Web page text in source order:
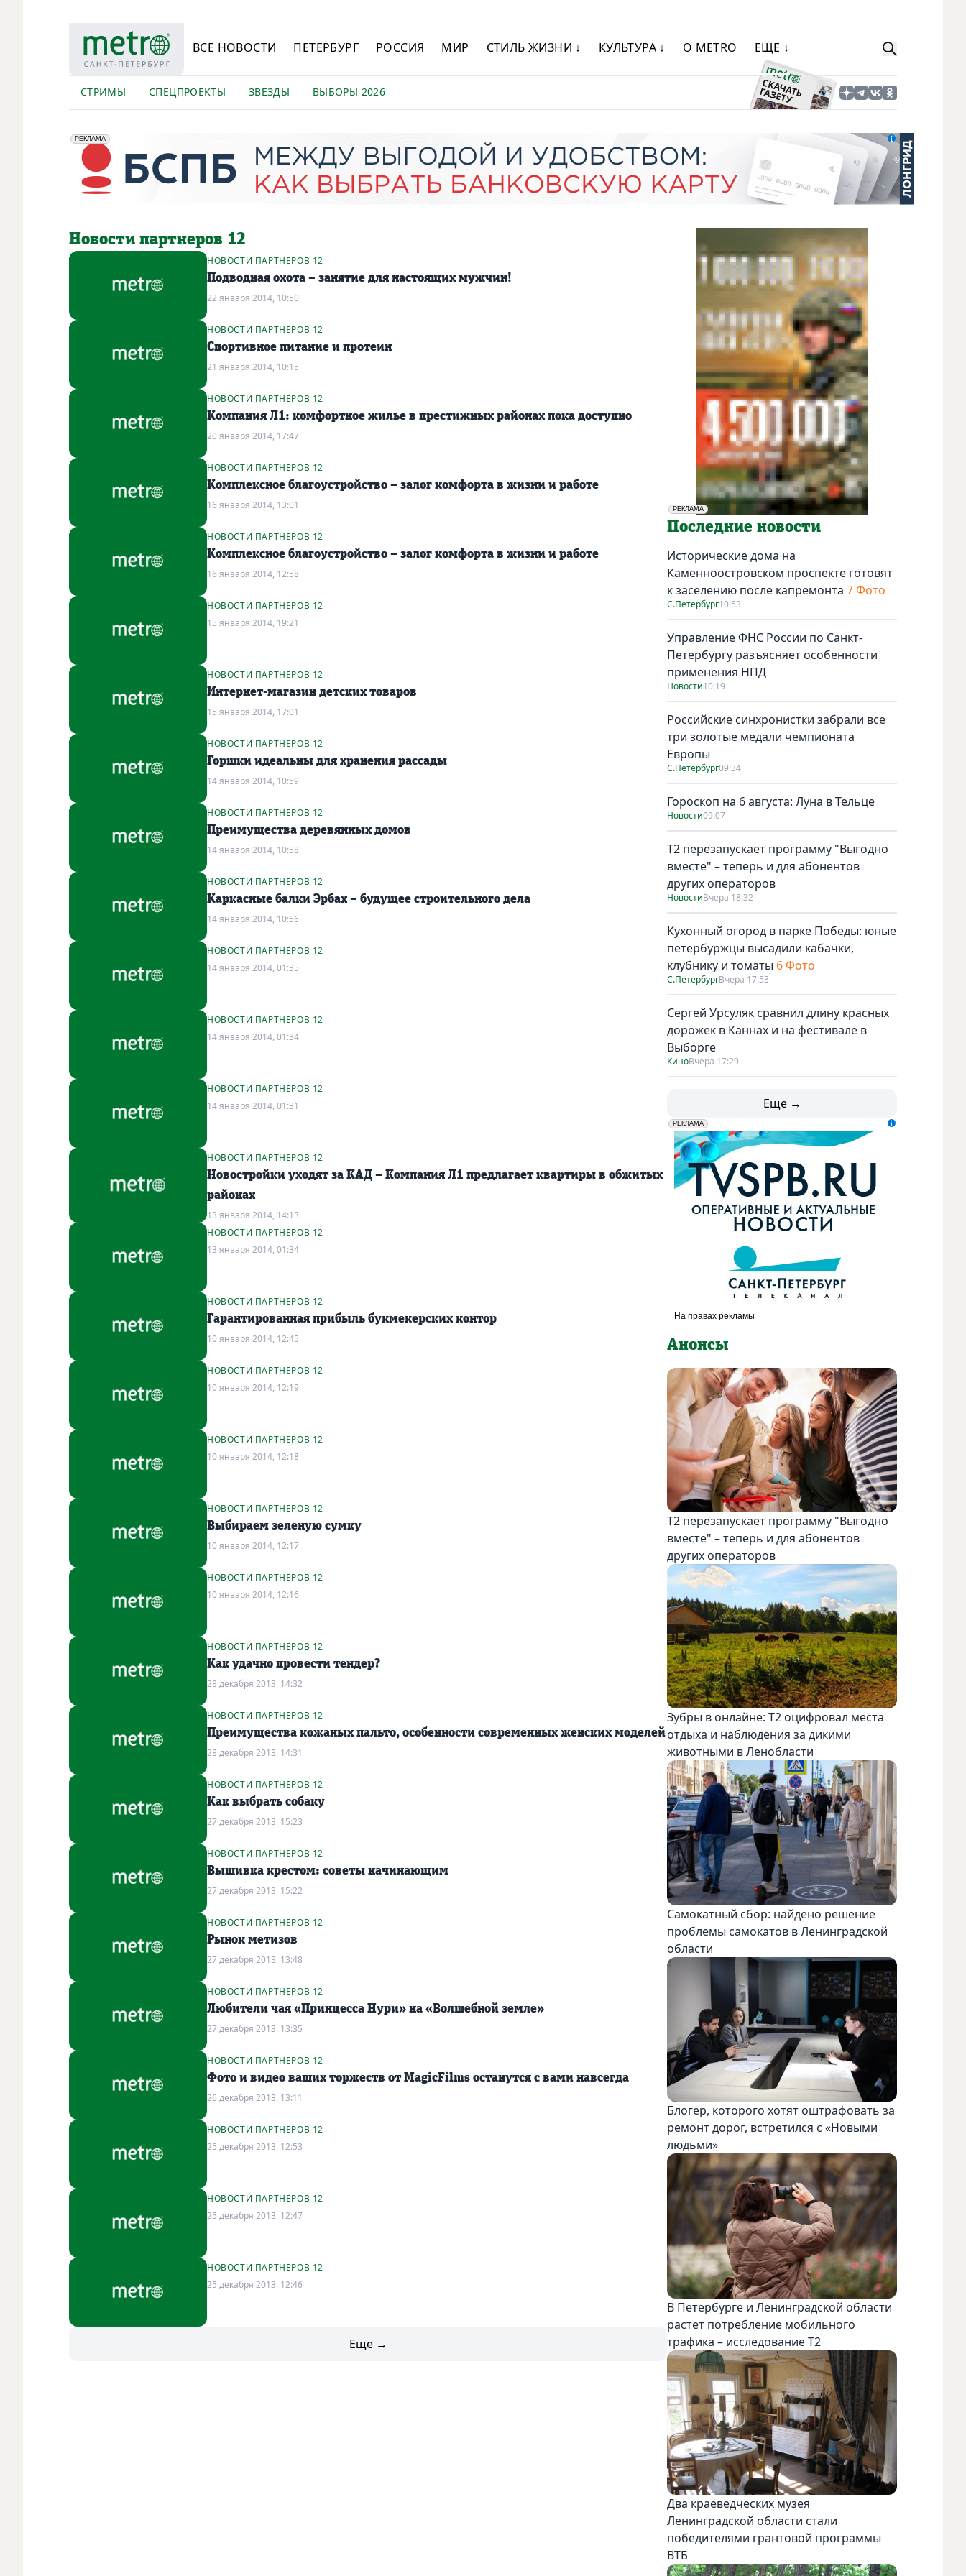
ВСЕ НОВОСТИ ПЕТЕРБУРГ РОССИЯ МИР СТИЛЬ ЖИЗНИ ↓ КУЛЬТУРА ↓ О METRO ЕЩЕ ↓
СТРИМЫ СПЕЦПРОЕКТЫ ЗВЕЗДЫ ВЫБОРЫ 2026
erid: 2VfnxyFybV5
РЕКЛАМА
ПАО "Банк "Санкт-Петербург", ИНН: 7831000027
Новости партнеров 12
НОВОСТИ ПАРТНЕРОВ 12
Подводная охота – занятие для настоящих мужчин!
22 января 2014, 10:50
НОВОСТИ ПАРТНЕРОВ 12
Спортивное питание и протеин
21 января 2014, 10:15
НОВОСТИ ПАРТНЕРОВ 12
Компания Л1: комфортное жилье в престижных районах пока доступно
20 января 2014, 17:47
НОВОСТИ ПАРТНЕРОВ 12
Комплексное благоустройство – залог комфорта в жизни и работе
16 января 2014, 13:01
НОВОСТИ ПАРТНЕРОВ 12
Комплексное благоустройство – залог комфорта в жизни и работе
16 января 2014, 12:58
НОВОСТИ ПАРТНЕРОВ 12
15 января 2014, 19:21
НОВОСТИ ПАРТНЕРОВ 12
Интернет-магазин детских товаров
15 января 2014, 17:01
НОВОСТИ ПАРТНЕРОВ 12
Горшки идеальны для хранения рассады
14 января 2014, 10:59
НОВОСТИ ПАРТНЕРОВ 12
Преимущества деревянных домов
14 января 2014, 10:58
НОВОСТИ ПАРТНЕРОВ 12
Каркасные балки Эрбах – будущее строительного дела
14 января 2014, 10:56
НОВОСТИ ПАРТНЕРОВ 12
14 января 2014, 01:35
НОВОСТИ ПАРТНЕРОВ 12
14 января 2014, 01:34
НОВОСТИ ПАРТНЕРОВ 12
14 января 2014, 01:31
НОВОСТИ ПАРТНЕРОВ 12
Новостройки уходят за КАД – Компания Л1 предлагает квартиры в обжитых
районах
13 января 2014, 14:13
НОВОСТИ ПАРТНЕРОВ 12
13 января 2014, 01:34
НОВОСТИ ПАРТНЕРОВ 12
Гарантированная прибыль букмекерских контор
10 января 2014, 12:45
НОВОСТИ ПАРТНЕРОВ 12
10 января 2014, 12:19
НОВОСТИ ПАРТНЕРОВ 12
10 января 2014, 12:18
НОВОСТИ ПАРТНЕРОВ 12
Выбираем зеленую сумку
10 января 2014, 12:17
НОВОСТИ ПАРТНЕРОВ 12
10 января 2014, 12:16
НОВОСТИ ПАРТНЕРОВ 12
Как удачно провести тендер?
28 декабря 2013, 14:32
НОВОСТИ ПАРТНЕРОВ 12
Преимущества кожаных пальто, особенности современных женских моделей
28 декабря 2013, 14:31
НОВОСТИ ПАРТНЕРОВ 12
Как выбрать собаку
27 декабря 2013, 15:23
НОВОСТИ ПАРТНЕРОВ 12
Вышивка крестом: советы начинающим
27 декабря 2013, 15:22
НОВОСТИ ПАРТНЕРОВ 12
Рынок метизов
27 декабря 2013, 13:48
НОВОСТИ ПАРТНЕРОВ 12
Любители чая «Принцесса Нури» на «Волшебной земле»
27 декабря 2013, 13:35
НОВОСТИ ПАРТНЕРОВ 12
Фото и видео ваших торжеств от MagicFilms останутся с вами навсегда
26 декабря 2013, 13:11
НОВОСТИ ПАРТНЕРОВ 12
25 декабря 2013, 12:53
НОВОСТИ ПАРТНЕРОВ 12
25 декабря 2013, 12:47
НОВОСТИ ПАРТНЕРОВ 12
25 декабря 2013, 12:46
Еще →
РЕКЛАМА
Социальная реклама
Последние новости
Исторические дома на
Каменноостровском проспекте готовят
к заселению после капремонта 7 Фото
С.Петербург10:53
Управление ФНС России по Санкт-
Петербургу разъясняет особенности
применения НПД
Новости10:19
Российские синхронистки забрали все
три золотые медали чемпионата
Европы
С.Петербург09:34
Гороскоп на 6 августа: Луна в Тельце
Новости09:07
Т2 перезапускает программу "Выгодно
вместе" – теперь и для абонентов
других операторов
НовостиВчера 18:32
Кухонный огород в парке Победы: юные
петербуржцы высадили кабачки,
клубнику и томаты 6 Фото
С.ПетербургВчера 17:53
Сергей Урсуляк сравнил длину красных
дорожек в Каннах и на фестивале в
Выборге
КиноВчера 17:29
Еще →
erid: LdtCK5udn
РЕКЛАМА
АО "ГАТР", ИНН: 7841320717
Анонсы
Т2 перезапускает программу "Выгодно
вместе" – теперь и для абонентов
других операторов
Зубры в онлайне: Т2 оцифровал места
отдыха и наблюдения за дикими
животными в Ленобласти
Самокатный сбор: найдено решение
проблемы самокатов в Ленинградской
области
Блогер, которого хотят оштрафовать за
ремонт дорог, встретился с «Новыми
людьми»
В Петербурге и Ленинградской области
растет потребление мобильного
трафика – исследование T2
Два краеведческих музея
Ленинградской области стали
победителями грантовой программы
ВТБ